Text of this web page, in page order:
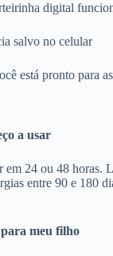
digital
salvo no celular
está pronto para
a usar
em 24 ou 48 horas.
entre 90 e 180
meu filho